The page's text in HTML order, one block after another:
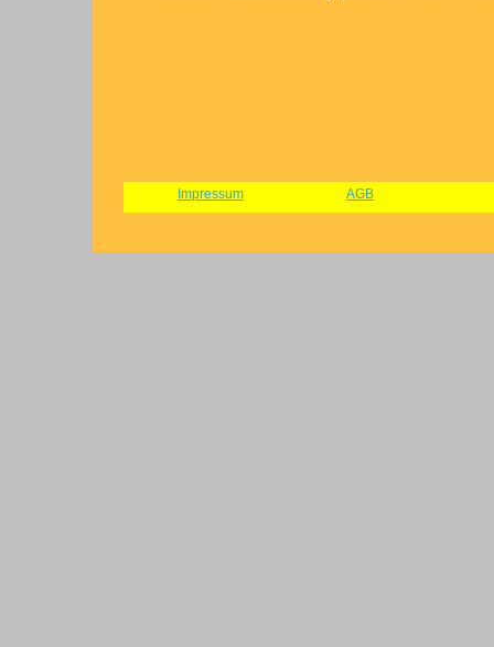
Impressum AGB